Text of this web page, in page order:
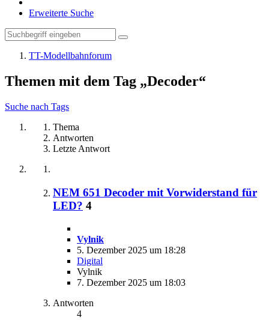
Erweiterte Suche
TT-Modellbahnforum
Themen mit dem Tag „Decoder“
Suche nach Tags
Thema
Antworten
Letzte Antwort
NEM 651 Decoder mit Vorwiderstand für
LED? 4
Vylnik
5. Dezember 2025 um 18:28
Digital
Vylnik
7. Dezember 2025 um 18:03
Antworten
4